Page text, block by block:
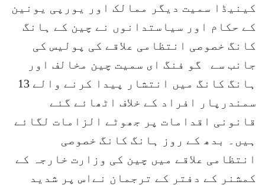
کینیڈا سمیت دیگر ممالک اور یورپی یونین
کے حکام اور سیاستدانوں نے چین کے ہانگ
کانگ خصوصی انتظامی علاقے کی پولیس کی
جانب سے گو فنگ ای سمیت چین مخالف اور
ہانگ کانگ میں انتشار پیدا کرنے والے 13
سمندرپار افراد کے خلاف اٹھائے گئے
قانونی اقدامات پر جھوٹے الزامات لگائے
ہیں۔ بدھ کے روز ہانگ کانگ خصوصی
انتظامی علاقے میں چین کی وزارت خارجہ کے
کمشنر کے دفتر کے ترجمان نےاس پر شدید